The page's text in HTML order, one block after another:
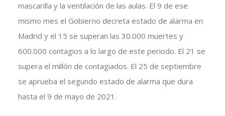
mascarilla y la ventilación de las aulas. El 9 de ese
mismo mes el Gobierno decreta estado de alarma en
Madrid y el 15 se superan las 30.000 muertes y
600.000 contagios a lo largo de este periodo. El 21 se
supera el millón de contagiados. El 25 de septiembre
se aprueba el segundo estado de alarma que dura
hasta el 9 de mayo de 2021.